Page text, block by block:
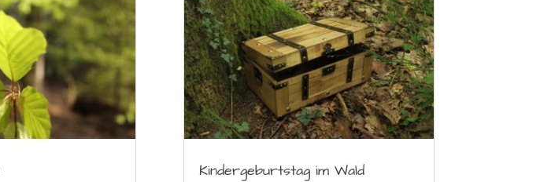
Kindergeburtstag im Wald